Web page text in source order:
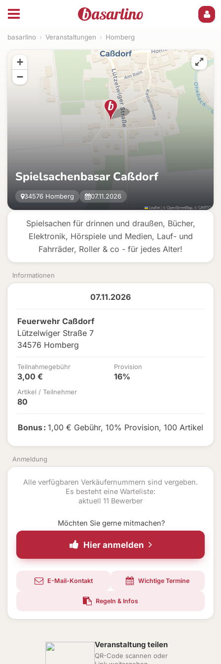
basarlino › Veranstaltungen › Homberg
Spielsachen für drinnen und draußen, Bücher,
Elektronik, Hörspiele und Medien, Lauf- und
Fahrräder, Roller & co - für jedes Alter!
Informationen
Anmeldung
07.11.2026
Feuerwehr Caßdorf
Lützelwiger Straße 7
34576 Homberg
Teilnahmegebühr
3,00 €
Provision
16%
Artikel / Teilnehmer
80
Bonus: 1,00 € Gebühr, 10% Provision, 100 Artikel
Alle verfügbaren Verkäufernummern sind vergeben.
Es besteht eine Warteliste:
aktuell 11 Bewerber
Möchten Sie gerne mitmachen?
Hier anmelden
E-Mail-Kontakt Wichtige Termine
Regeln & Infos
Spielsachenbasar Caßdorf
34576 Homberg 07.11.2026
+
−
Leaflet| ©OpenStreetMap , ©CARTO
Veranstaltung teilen
QR-Code scannen oder